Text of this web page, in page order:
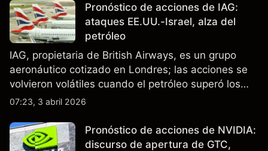
Pronóstico de acciones de IAG:
ataques EE.UU.-Israel, alza del
petróleo
IAG, propietaria de British Airways, es un grupo
aeronáutico cotizado en Londres; las acciones se
volvieron volátiles cuando el petróleo superó los
$105 y los cierres del espacio aéreo de Oriente
no es un indicador fiable de resultados futuros..
07:23, 3 abril 2026
Pronóstico de acciones de NVIDIA:
discurso de apertura de GTC,